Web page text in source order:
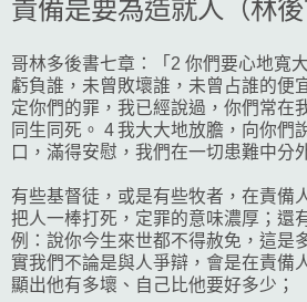
責備是要為造就人（林後
哥林多後書七章：「2 你們要心地寬
虧負誰，未曾敗壞誰，未曾占誰的便
定你們的罪，我已經說過，你們常在
同生同死。 4 我大大地放膽，向你們
口，滿得安慰，我們在一切患難中分
有些基督徒，或是有些牧者，在責備
把人一棒打死，定罪的意味濃厚；還
例：說你今生來世都不得赦免，這是
實我們不論是與人爭辯，會是在責備
顯出他有多壞、自己比他要好多少；